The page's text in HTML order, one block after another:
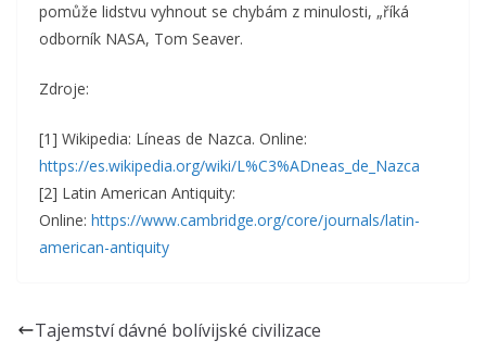
pomůže lidstvu vyhnout se chybám z minulosti, „říká
odborník NASA, Tom Seaver.
Zdroje:
[1] Wikipedia: Líneas de Nazca. Online:
https://es.wikipedia.org/wiki/L%C3%ADneas_de_Nazca
[2] Latin American Antiquity:
Online: https://www.cambridge.org/core/journals/latin-
american-antiquity
Tajemství dávné bolívijské civilizace